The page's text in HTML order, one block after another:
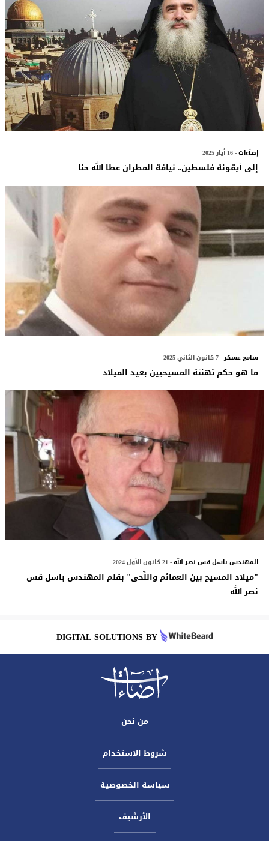
إضآءات- 16 أيار 2025
إلى أيقونة فلسطين.. نيافة المطران عطا الله حنا
سامح عسكر- 7 كانون الثاني 2025
ما هو حكم تهنئة المسيحيين بعيد الميلاد
المهندس باسل قس نصر الله- 21 كانون الأول 2024
"ميلاد المسيح بين العمائم واللِّحى" بقلم المهندس باسل قس
نصر الله
DIGITAL SOLUTIONS BY
من نحن
شروط الاستخدام
سياسة الخصوصية
الأرشيف